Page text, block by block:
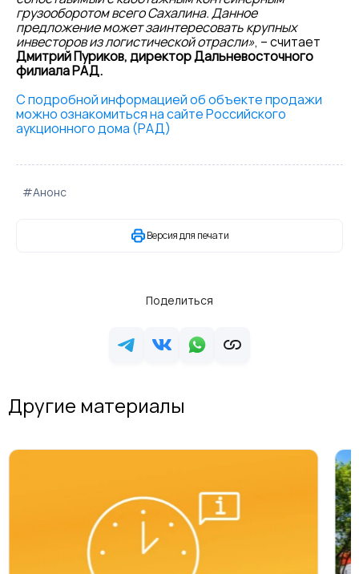
грузооборотом всего Сахалина. Данное
предложение может заинтересовать крупных
инвесторов из логистической отрасли», – считает
Дмитрий Пуриков, директор Дальневосточного
филиала РАД.
С подробной информацией об объекте продажи
можно ознакомиться на сайте Российского
аукционного дома (РАД)
#Анонс
Версия для печати
Поделиться
Другие материалы